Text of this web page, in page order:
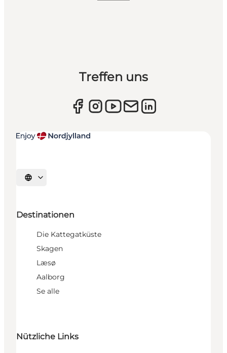
Treffen uns
Sprache auswählen
Destinationen
Die Kattegatküste
Skagen
Læsø
Aalborg
Se alle
Nützliche Links